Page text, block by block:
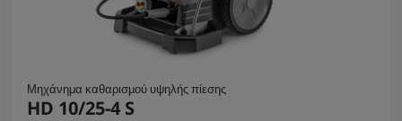
Μηχάνημα καθαρισμού υψηλής πίεσης
HD 10/25-4 S